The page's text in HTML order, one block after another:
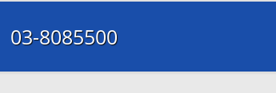
03-8085500